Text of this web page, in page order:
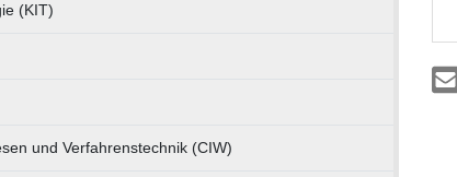
(KIT)
und Verfahrenstechnik (CIW)